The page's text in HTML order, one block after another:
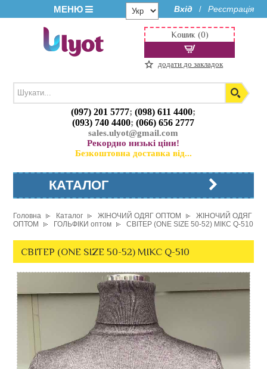
МЕНЮ Вхід / Реєстрація
(097) 201 5777;(098) 611 4400;
(093) 740 4400;(066) 656 2777
sales.ulyot@gmail.com
Рекордно низькі ціни!
Безкоштовна доставка від...
Кошик (0)
додати до закладок
КАТАЛОГ
Головна Каталог ЖІНОЧИЙ ОДЯГ ОПТОМ
ЖІНОЧИЙ ОДЯГ
ОПТОМ
ГОЛЬФІКИ оптом СВІТЕР (ONE SIZE 50-52) МІКС Q-510
СВІТЕР (ONE SIZE 50-52) МІКС Q-510